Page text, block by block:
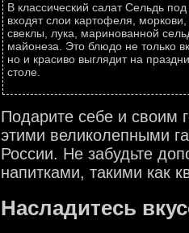
В классический салат Сельдь
входят слои картофеля, моркови,
свеклы, лука, маринованной
майонеза. Это блюдо не только
но и красиво выглядит на
столе.
Подарите себе и своим
этими великолепными
России. Не забудьте
напитками, такими как
Насладитесь